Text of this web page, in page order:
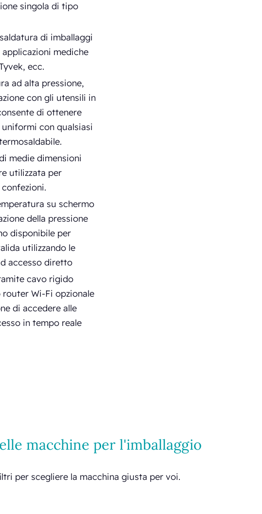
singola di tipo
di imballaggi
mediche
ecc.
ad alta pressione,
con gli utensili in
di ottenere
con qualsiasi
medie dimensioni
utilizzata per
su schermo
della pressione
disponibile per
utilizzando le
accesso diretto
cavo rigido
Wi-Fi opzionale
di accedere alle
in tempo reale
macchine per l'imballaggio
per scegliere la macchina giusta per voi.